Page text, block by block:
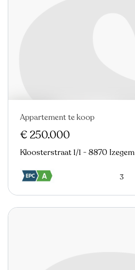
Appartement te koop
€ 250.000
Kloosterstraat 1/1 - 8870 Izegem
3